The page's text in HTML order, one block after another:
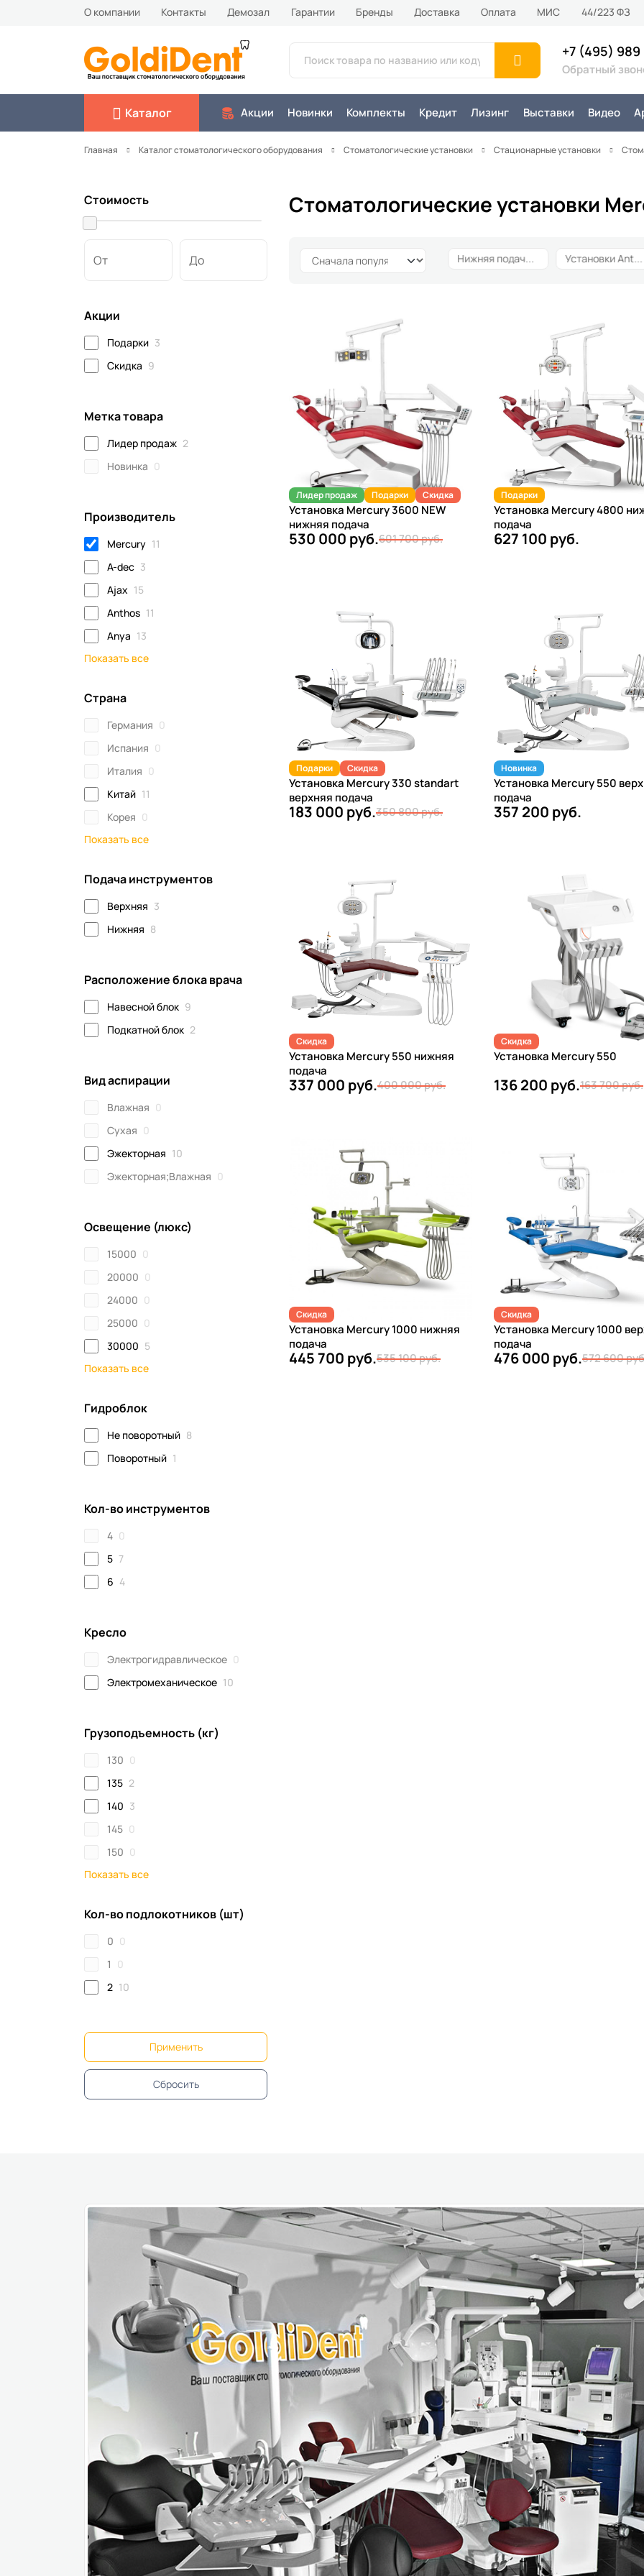
О компании Контакты Демозал Гарантии Бренды Доставка Оплата MИС 44/223 ФЗ
+7 (495) 989
Обратный
Каталог Акции Новинки Комплекты Кредит Лизинг Выставки Видео
Главная Каталог стоматологического оборудования Стоматологические установки Стационарные установки
Стоимость
От До
Акции
Подарки 3
Скидка 9
Метка товара
Лидер продаж 2
Новинка 0
Производитель
Mercury 11
A-dec 3
Ajax 15
Anthos 11
Anya 13
Показать все
Страна
Германия 0
Испания 0
Италия 0
Китай 11
Корея 0
Показать все
Подача инструментов
Верхняя 3
Нижняя 8
Расположение блока врача
Навесной блок 9
Подкатной блок 2
Вид аспирации
Влажная 0
Сухая 0
Эжекторная 10
Эжекторная;Влажная 0
Освещение (люкс)
15000 0
20000 0
24000 0
25000 0
30000 5
Показать все
Гидроблок
Не поворотный 8
Поворотный 1
Кол-во инструментов
4 0
5 7
6 4
Кресло
Электрогидравлическое 0
Электромеханическое 10
Грузоподъемность (кг)
130 0
135 2
140 3
145 0
150 0
Показать все
Кол-во подлокотников (шт)
0 0
1 0
2 10
Применить
Сбросить
Стоматологические установки
Верхняя подача Установки Anthos
Лидер продаж Подарки Скидка
Установка Mercury 3600 NEW
нижняя подача
530 000 руб.601 700 руб.
Подарки
Установка Mercury 4800
подача
627 100 руб.
Подарки Скидка
Установка Mercury 330 standart
верхняя подача
183 000 руб.350 800 руб.
Новинка
Установка Mercury 550
подача
357 200 руб.
Скидка
Установка Mercury 550 нижняя
подача
337 000 руб.400 000 руб.
Скидка
Установка Mercury 550
136 200 руб.163 700 руб.
Скидка
Установка Mercury 1000 нижняя
подача
445 700 руб.535 100 руб.
Скидка
Установка Mercury 1000
подача
476 000 руб.572 600